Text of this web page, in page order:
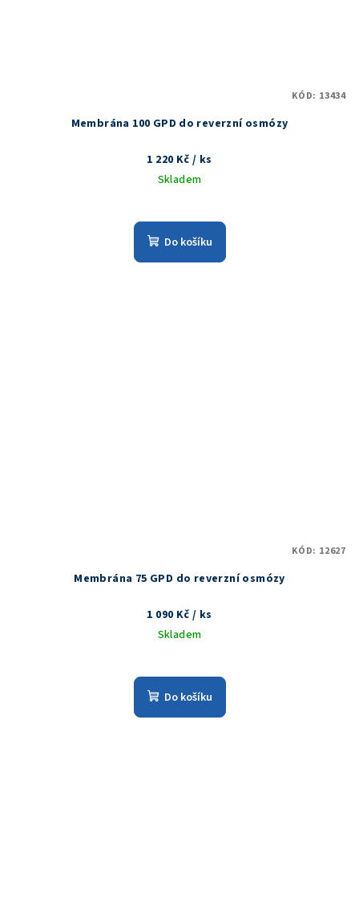
Membrána 100 GPD do reverzní osmózy
1 220 Kč / ks
Skladem
Do košíku
KÓD: 13434
Membrána 75 GPD do reverzní osmózy
1 090 Kč / ks
Skladem
Do košíku
KÓD: 12627